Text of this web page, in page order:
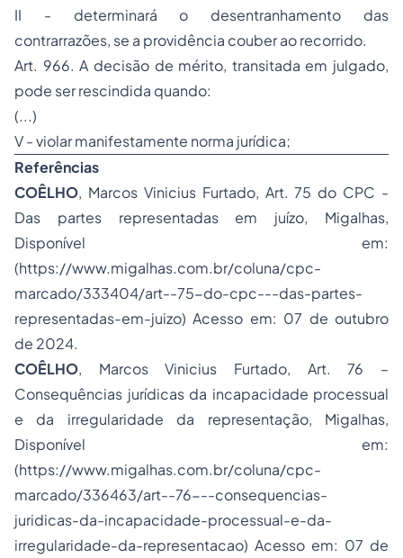
II - determinará o desentranhamento das
contrarrazões, se a providência couber ao recorrido.
Art. 966. A decisão de mérito, transitada em julgado,
pode ser rescindida quando:
(...)
V - violar manifestamente norma jurídica;
Referências
COÊLHO, Marcos Vinicius Furtado, Art. 75 do CPC -
Das partes representadas em juízo, Migalhas,
Disponível em:
(https://www.migalhas.com.br/coluna/cpc-
marcado/333404/art--75-do-cpc---das-partes-
representadas-em-juizo) Acesso em: 07 de outubro
de 2024.
COÊLHO, Marcos Vinicius Furtado, Art. 76 –
Consequências jurídicas da incapacidade processual
e da irregularidade da representação, Migalhas,
Disponível em:
(https://www.migalhas.com.br/coluna/cpc-
marcado/336463/art--76---consequencias-
juridicas-da-incapacidade-processual-e-da-
irregularidade-da-representacao) Acesso em: 07 de